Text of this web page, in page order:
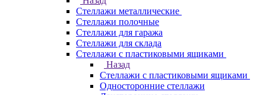
Стеллажи металлические
Стеллажи полочные
Стеллажи для гаража
Стеллажи для склада
Стеллажи с пластиковыми ящиками
Назад
Стеллажи с пластиковыми ящиками
Односторонние стеллажи